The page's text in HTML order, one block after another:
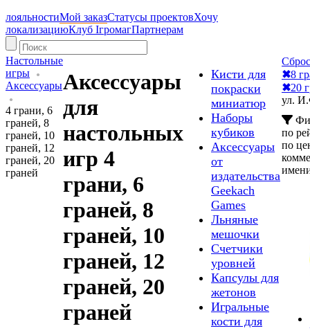
лояльностиМой заказСтатусы проектовХочу
локализациюКлуб ІгромагПартнерам
Настольные
игры
Аксессуары
4 грани, 6
граней, 8
граней, 10
граней, 12
граней, 20
граней
Аксессуары
для
настольных
игр 4
грани, 6
граней, 8
граней, 10
граней, 12
граней, 20
граней
Кисти для
покраски
миниатюр
Наборы
кубиков
Аксессуары
от
издательства
Geekach
Games
Льняные
мешочки
Счетчики
уровней
Капсулы для
жетонов
Игральные
кости для
✖8
✖20
ул.
по
по